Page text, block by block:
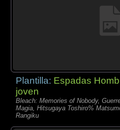
Plantilla: Espadas
joven
Bleach: Memories of Nobody,
Magia, Hitsugaya Toshiro%
Rangiku